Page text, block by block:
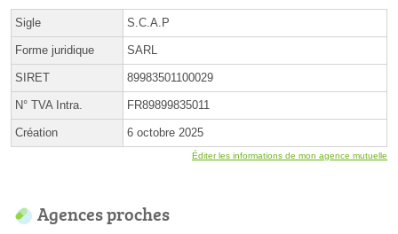
Sigle S.C.A.P
Forme juridique SARL
SIRET 89983501100029
N° TVA Intra. FR89899835011
Création 6 octobre 2025
Éditer les informations de mon agence mutuelle
Agences proches